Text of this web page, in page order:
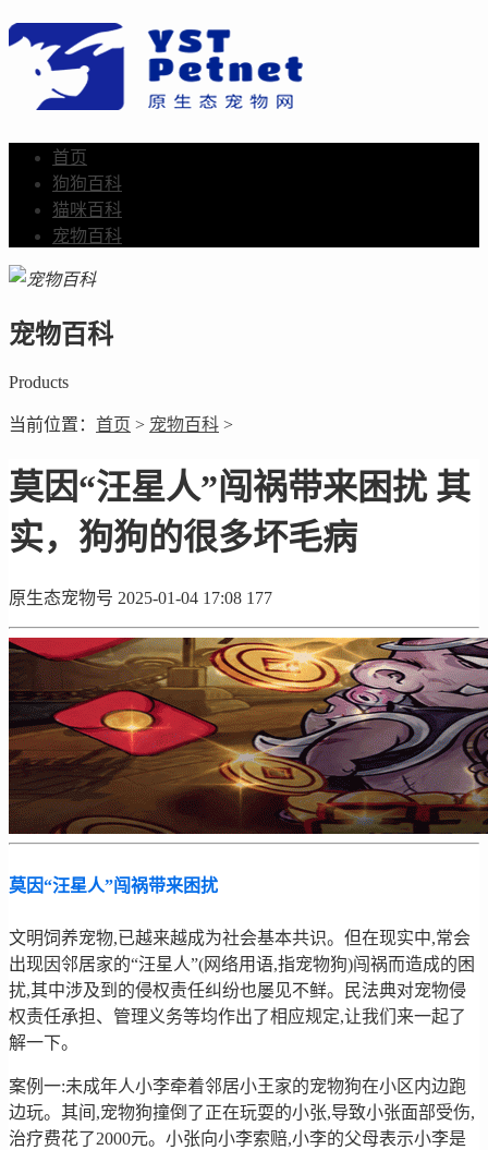
首页
狗狗百科
猫咪百科
宠物百科
宠物百科
Products
当前位置： 首页 > 宠物百科 >
莫因“汪星人”闯祸带来困扰 其
实，狗狗的很多坏毛病
原生态宠物号 2025-01-04 17:08 177
莫因“汪星人”闯祸带来困扰
文明饲养宠物,已越来越成为社会基本共识。但在现实中,常会
出现因邻居家的“汪星人”(网络用语,指宠物狗)闯祸而造成的困
扰,其中涉及到的侵权责任纠纷也屡见不鲜。民法典对宠物侵
权责任承担、管理义务等均作出了相应规定,让我们来一起了
解一下。
案例一:未成年人小李牵着邻居小王家的宠物狗在小区内边跑
边玩。其间,宠物狗撞倒了正在玩耍的小张,导致小张面部受伤,
治疗费花了2000元。小张向小李索赔,小李的父母表示小李是